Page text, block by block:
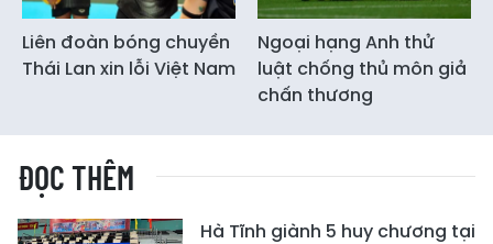
Liên đoàn bóng chuyền
Thái Lan xin lỗi Việt Nam
Ngoại hạng Anh thử
luật chống thủ môn giả
chấn thương
ĐỌC THÊM
Hà Tĩnh giành 5 huy chương tại